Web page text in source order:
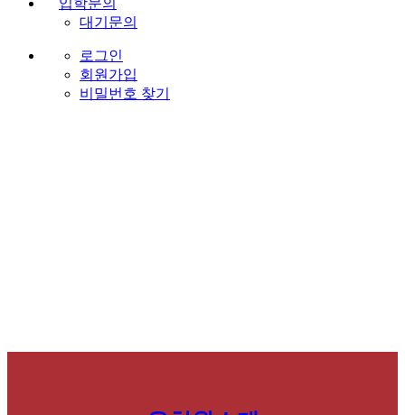
입학문의
대기문의
로그인
회원가입
비밀번호 찾기